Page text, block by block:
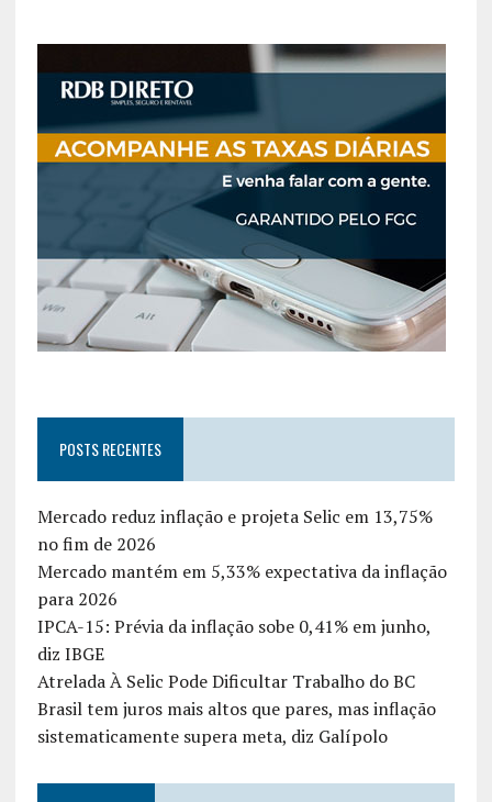
POSTS RECENTES
Mercado reduz inflação e projeta Selic em 13,75%
no fim de 2026
Mercado mantém em 5,33% expectativa da inflação
para 2026
IPCA-15: Prévia da inflação sobe 0,41% em junho,
diz IBGE
Atrelada À Selic Pode Dificultar Trabalho do BC
Brasil tem juros mais altos que pares, mas inflação
sistematicamente supera meta, diz Galípolo